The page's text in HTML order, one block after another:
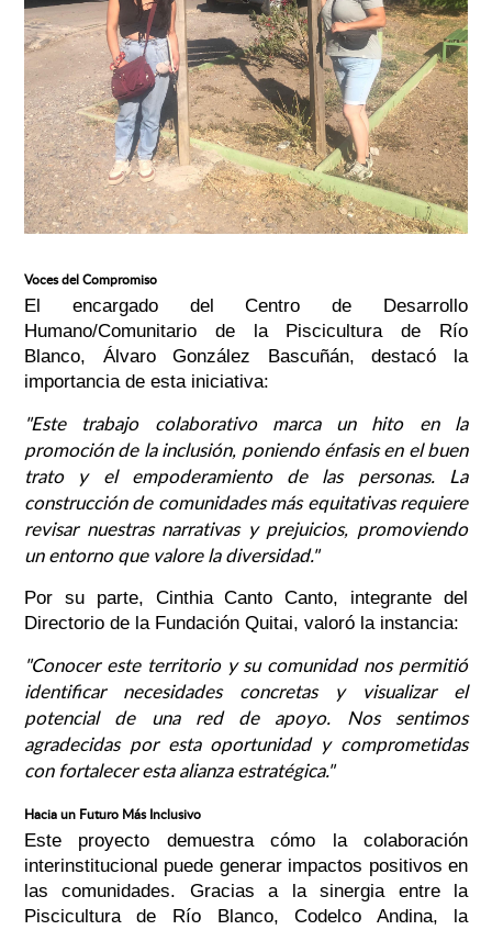
Voces del Compromiso
El encargado del Centro de Desarrollo
Humano/Comunitario de la Piscicultura de Río
Blanco, Álvaro González Bascuñán, destacó la
importancia de esta iniciativa:
"Este trabajo colaborativo marca un hito en la
promoción de la inclusión, poniendo énfasis en el buen
trato y el empoderamiento de las personas. La
construcción de comunidades más equitativas requiere
revisar nuestras narrativas y prejuicios, promoviendo
un entorno que valore la diversidad."
Por su parte, Cinthia Canto Canto, integrante del
Directorio de la Fundación Quitai, valoró la instancia:
"Conocer este territorio y su comunidad nos permitió
identificar necesidades concretas y visualizar el
potencial de una red de apoyo. Nos sentimos
agradecidas por esta oportunidad y comprometidas
con fortalecer esta alianza estratégica."
Hacia un Futuro Más Inclusivo
Este proyecto demuestra cómo la colaboración
interinstitucional puede generar impactos positivos en
las comunidades. Gracias a la sinergia entre la
Piscicultura de Río Blanco, Codelco Andina, la